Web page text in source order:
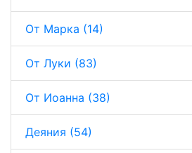
От Марка (14)
От Луки (83)
От Иоанна (38)
Деяния (54)